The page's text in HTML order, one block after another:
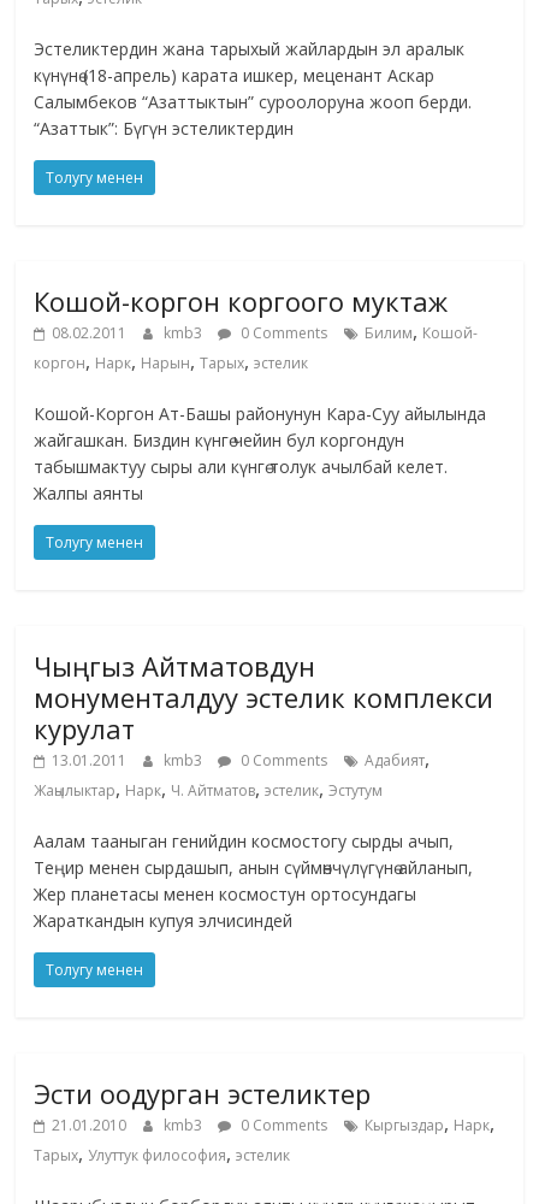
Эстеликтердин жана тарыхый жайлардын эл аралык
күнүнө (18-апрель) карата ишкер, меценант Аскар
Салымбеков “Азаттыктын” суроолоруна жооп берди.
“Азаттык”: Бүгүн эстеликтердин
Толугу менен
Кошой-коргон коргоого муктаж
08.02.2011 kmb3 0 Comments Билим, Кошой-
коргон, Нарк, Нарын,Тарых,эстелик
Кошой-Коргон Ат-Башы районунун Кара-Суу айылында
жайгашкан. Биздин күнгө чейин бул коргондун
табышмактуу сыры али күнгө толук ачылбай келет.
Жалпы аянты
Толугу менен
Чыңгыз Айтматовдун
монументалдуу эстелик комплекси
курулат
13.01.2011 kmb3 0 Comments Адабият,
Жаңылыктар, Нарк, Ч. Айтматов,эстелик,Эстутум
Аалам тааныган генийдин космостогу сырды ачып,
Теңир менен сырдашып, анын сүймөнчүлүгүнө айланып,
Жер планетасы менен космостун ортосундагы
Жараткандын купуя элчисиндей
Толугу менен
Эсти оодурган эстеликтер
21.01.2010 kmb3 0 Comments Кыргыздар, Нарк,
Тарых, Улуттук философия,эстелик